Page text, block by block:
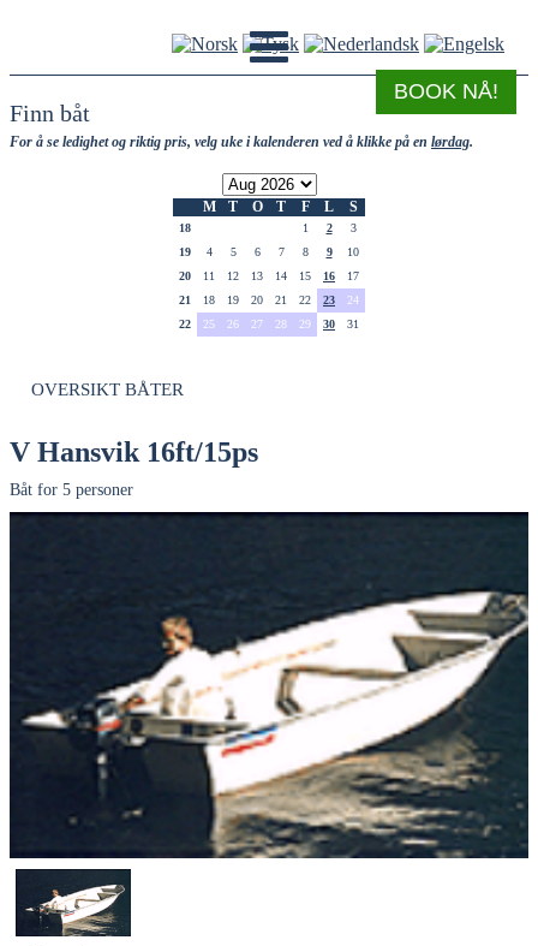
BOOK NÅ!
Finn båt
For å se ledighet og riktig pris, velg uke i kalenderen ved å klikke på en lørdag.
M T O T F L S
18 1 2
3
19
4 5 6 7 8 9
10
20
11 12 13 14 15 16
17
21
18 19 20 21 22 23
24
22
25 26 27 28 29 30 31
OVERSIKT BÅTER
V Hansvik 16ft/15ps
Båt for 5 personer